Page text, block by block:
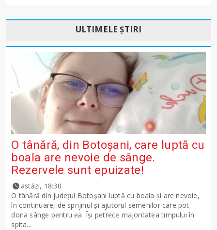
ULTIMELE ȘTIRI
O tânără, din Botoșani, care luptă cu
boala are nevoie de sânge.
Rezervele sunt epuizate!
astăzi, 18:30
O tânără din județul Botoșani luptă cu boala și are nevoie,
în continuare, de sprijinul și ajutorul semenilor care pot
dona sânge pentru ea. Își petrece majoritatea timpului în
spita...